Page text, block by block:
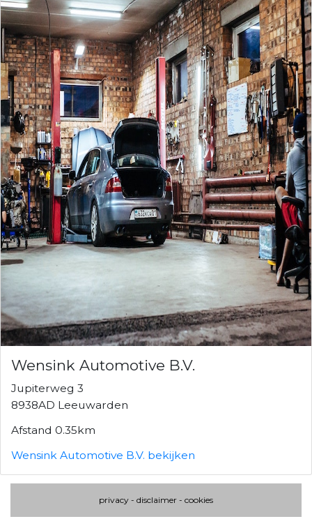
Wensink Automotive B.V.
Jupiterweg 3
8938AD Leeuwarden
Afstand 0.35km
Wensink Automotive B.V. bekijken
privacy - disclaimer - cookies